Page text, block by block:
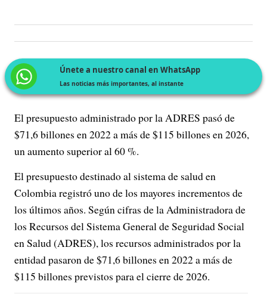
Únete a nuestro canal en WhatsApp
Las noticias más importantes, al instante
El presupuesto administrado por la ADRES pasó de
$71,6 billones en 2022 a más de $115 billones en 2026,
un aumento superior al 60 %.
El presupuesto destinado al sistema de salud en
Colombia registró uno de los mayores incrementos de
los últimos años. Según cifras de la Administradora de
los Recursos del Sistema General de Seguridad Social
en Salud (ADRES), los recursos administrados por la
entidad pasaron de $71,6 billones en 2022 a más de
$115 billones previstos para el cierre de 2026.